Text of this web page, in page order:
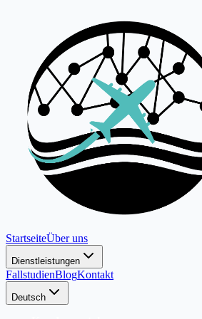
StartseiteÜber uns
Dienstleistungen
FallstudienBlogKontakt
Deutsch